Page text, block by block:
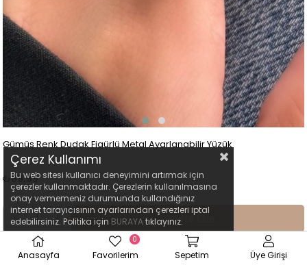
Gümüş Renk Dudak Figürlü Metal Ayarlanabilir Yüzük
₺89,99
Sepete Ekle
Çerez Kullanımı
Bu web sitesi kullanıcı deneyimini artırmak için
çerezler kullanmaktadır. Çerezlerin kullanılmasına
onay vermemeniz durumunda kullandığınız
internet tarayıcısının ayarlarından çerezleri iptal
edebilirsiniz. Politika için BURAYAtıklayınız.
Anasayfa Favorilerim
0
Sepetim Üye Girişi